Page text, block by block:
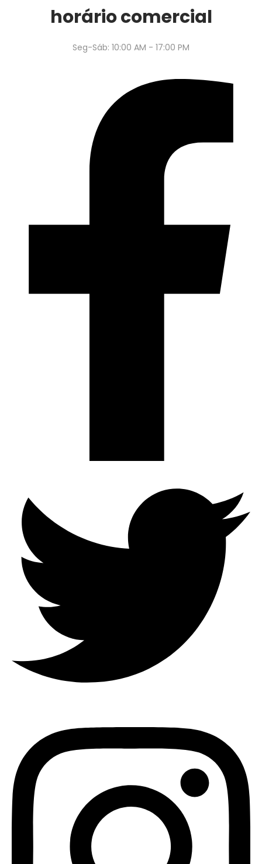
horário comercial
Seg-Sáb: 10:00 AM - 17:00 PM